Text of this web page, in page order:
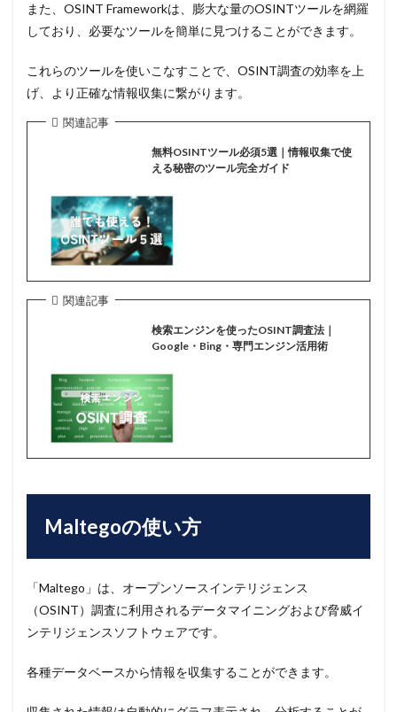
また、OSINT Frameworkは、膨大な量のOSINTツールを網羅
しており、必要なツールを簡単に見つけることができます。
これらのツールを使いこなすことで、OSINT調査の効率を上
げ、より正確な情報収集に繋がります。
関連記事
無料OSINTツール必須5選｜情報収集で使
える秘密のツール完全ガイド
関連記事
検索エンジンを使ったOSINT調査法｜
Google・Bing・専門エンジン活用術
Maltegoの使い方
「Maltego」は、オープンソースインテリジェンス
（OSINT）調査に利用されるデータマイニングおよび脅威イ
ンテリジェンスソフトウェアです。
各種データベースから情報を収集することができます。